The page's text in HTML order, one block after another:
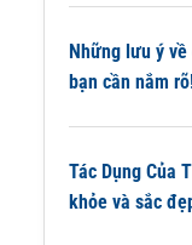
Những lưu ý
bạn cần nắm
Tác Dụng Của
khỏe và sắc